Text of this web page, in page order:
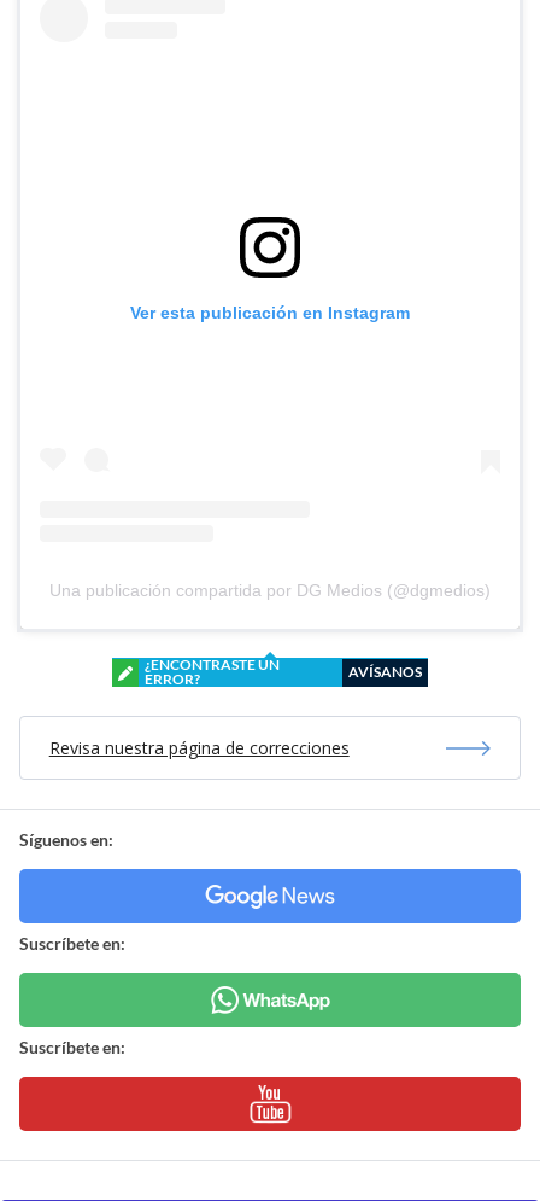
Ver esta publicación en Instagram
Una publicación compartida por DG Medios (@dgmedios)
¿ENCONTRASTE UN
ERROR?
AVÍSANOS
Revisa nuestra página de correcciones
Síguenos en:
Suscríbete en:
Suscríbete en: